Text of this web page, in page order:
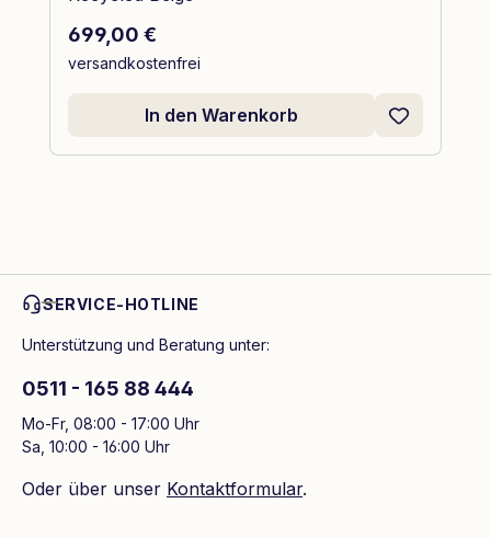
Regulärer Preis:
699,00 €
versandkostenfrei
In den Warenkorb
SERVICE-HOTLINE
Unterstützung und Beratung unter:
0511 - 165 88 444
Mo-Fr, 08:00 - 17:00 Uhr
Sa, 10:00 - 16:00 Uhr
Oder über unser Kontaktformular.